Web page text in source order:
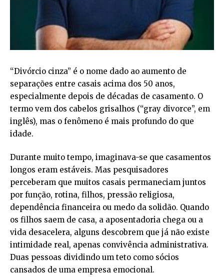
“Divórcio cinza” é o nome dado ao aumento de
separações entre casais acima dos 50 anos,
especialmente depois de décadas de casamento. O
termo vem dos cabelos grisalhos (“gray divorce”, em
inglês), mas o fenômeno é mais profundo do que
idade.
Durante muito tempo, imaginava-se que casamentos
longos eram estáveis. Mas pesquisadores
perceberam que muitos casais permaneciam juntos
por função, rotina, filhos, pressão religiosa,
dependência financeira ou medo da solidão. Quando
os filhos saem de casa, a aposentadoria chega ou a
vida desacelera, alguns descobrem que já não existe
intimidade real, apenas convivência administrativa.
Duas pessoas dividindo um teto como sócios
cansados de uma empresa emocional.